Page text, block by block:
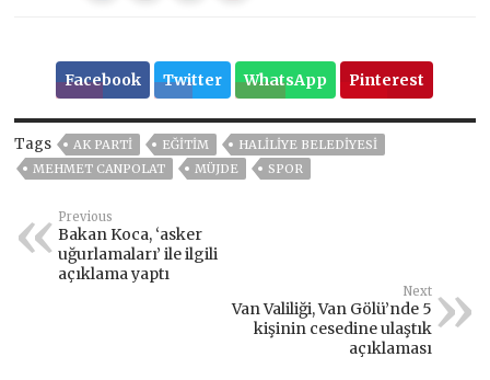
Facebook Twitter WhatsApp Pinterest
Tags AK PARTİ EĞITIM
HALİLİYE BELEDİYESİ
MEHMET CANPOLAT
MÜJDE SPOR
Previous
Bakan Koca, ‘asker
uğurlamaları’ ile ilgili
açıklama yaptı
Next
Van Valiliği, Van Gölü’nde 5
kişinin cesedine ulaştık
açıklaması